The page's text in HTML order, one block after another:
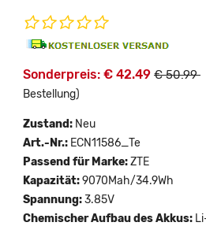
Sonderpreis: € 42.49 € 50.99
Bestellung)
Zustand: Neu
Art.-Nr.: ECN11586_Te
Passend für Marke:ZTE
Kapazität:9070Mah/34.9Wh
Spannung:3.85V
Chemischer Aufbau des Akkus: